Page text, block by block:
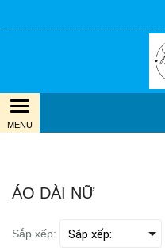
ÁO DÀI NỮ
Sắp xếp: